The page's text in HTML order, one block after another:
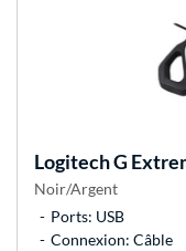
Logitech G
Noir/Argent
Ports: USB
Connexion: Câble